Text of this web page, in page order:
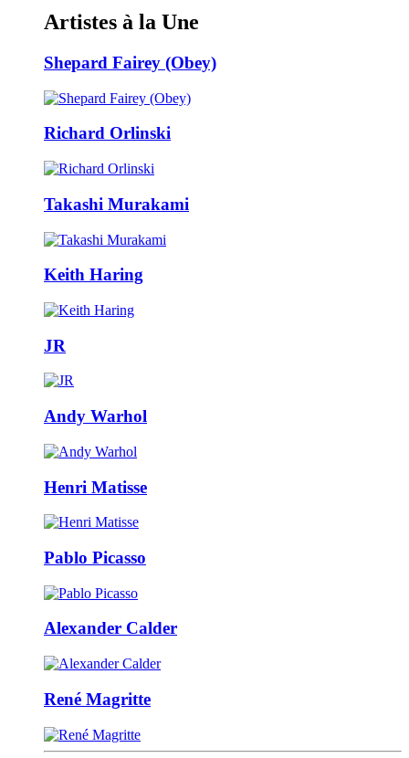
Artistes à la Une
Shepard Fairey (Obey)
Richard Orlinski
Takashi Murakami
Keith Haring
JR
Andy Warhol
Henri Matisse
Pablo Picasso
Alexander Calder
René Magritte